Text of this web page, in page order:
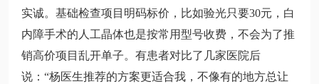
实诚。基础检查项目明码标价，比如验光只要30元，白
内障手术的人工晶体也是按常用型号收费，不会为了推
销高价项目乱开单子。有患者对比了几家医院后
说：“杨医生推荐的方案更适合我，不像有的地方总让